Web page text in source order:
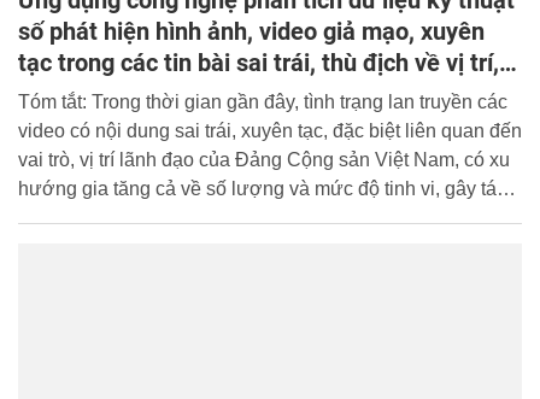
số phát hiện hình ảnh, video giả mạo, xuyên
tạc trong các tin bài sai trái, thù địch về vị trí,
vai trò lãnh đạo của Đảng Cộng sản Việt Nam
Tóm tắt: Trong thời gian gần đây, tình trạng lan truyền các
video có nội dung sai trái, xuyên tạc, đặc biệt liên quan đến
vai trò, vị trí lãnh đạo của Đảng Cộng sản Việt Nam, có xu
hướng gia tăng cả về số lượng và mức độ tinh vi, gây tác